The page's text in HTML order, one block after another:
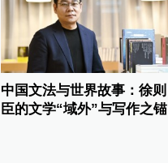
中国文法与世界故事：徐则
臣的文学“域外”与写作之锚